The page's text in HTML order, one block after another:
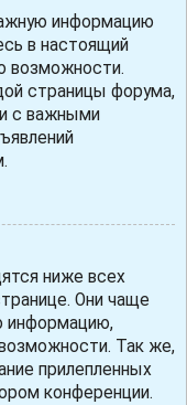
информацию
в настоящий
возможности.
страницы форума,
с важными
ниже всех
Они чаще
информацию,
Так же,
прилепленных
конференции.